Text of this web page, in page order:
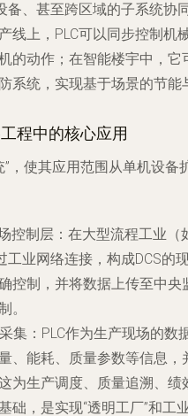
备、甚至跨区域的子系统协
线上，PLC可以同步控制机
的动作；在智能楼宇中，它
系统，实现基于场景的节能
程中的核心应用
，使其应用范围从单机设备
控制层 ：在大型流程工业（
工业网络连接，构成DCS的
控制，并将数据上传至中央
。
集 ：PLC作为生产现场的数
、能耗、质量参数等信息，
为生产调度、质量追溯、绩
础，是实现“透明工厂”和工